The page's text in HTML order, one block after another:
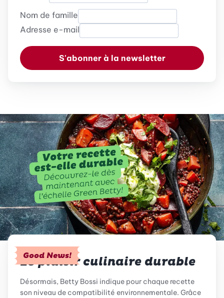
Nom de famille
Adresse e-mail
S'abonner à la newsletter
Good News!
Le plaisir culinaire durable
Désormais, Betty Bossi indique pour chaque recette
son niveau de compatibilité environnementale. Grâce